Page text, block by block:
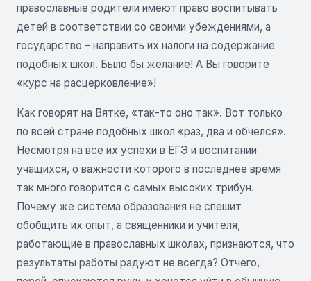
православные родители имеют право воспитывать
детей в соответствии со своими убеждениями, а
государство – направить их налоги на содержание
подобных школ. Было бы желание! А Вы говорите
«курс на расцерковление»!
Как говорят на Вятке, «так-то оно так». Вот только
по всей стране подобных школ «раз, два и обчелся».
Несмотря на все их успехи в ЕГЭ и воспитании
учащихся, о важности которого в последнее время
так много говорится с самых высоких трибун.
Почему же система образования не спешит
обобщить их опыт, а священники и учителя,
работающие в православных школах, признаются, что
результаты работы радуют не всегда? Отчего,